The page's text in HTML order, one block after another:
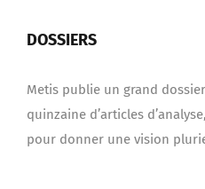
DOSSIERS
Metis publie un grand
quinzaine d’articles
pour donner une vision